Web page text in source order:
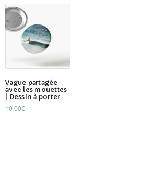
Vague partagée
avec les mouettes
| Dessin à porter
10,00€